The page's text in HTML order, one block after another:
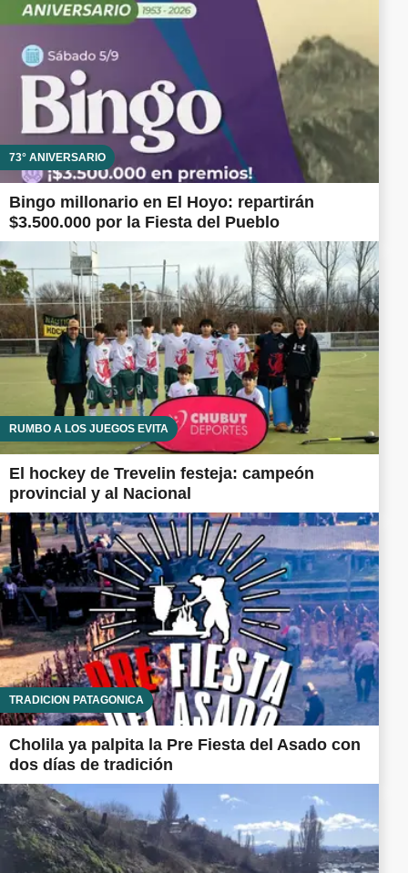
73° ANIVERSARIO
Bingo millonario en El Hoyo: repartirán
$3.500.000 por la Fiesta del Pueblo
RUMBO A LOS JUEGOS EVITA
El hockey de Trevelin festeja: campeón
provincial y al Nacional
TRADICIÓN PATAGÓNICA
Cholila ya palpita la Pre Fiesta del Asado con
dos días de tradición